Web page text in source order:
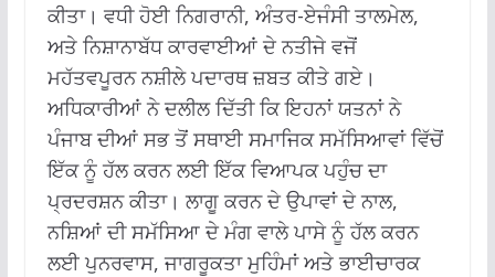
ਕੀਤਾ। ਵਧੀ ਹੋਈ ਨਿਗਰਾਨੀ, ਅੰਤਰ-ਏਜੰਸੀ ਤਾਲਮੇਲ,
ਅਤੇ ਨਿਸ਼ਾਨਾਬੱਧ ਕਾਰਵਾਈਆਂ ਦੇ ਨਤੀਜੇ ਵਜੋਂ
ਮਹੱਤਵਪੂਰਨ ਨਸ਼ੀਲੇ ਪਦਾਰਥ ਜ਼ਬਤ ਕੀਤੇ ਗਏ।
ਅਧਿਕਾਰੀਆਂ ਨੇ ਦਲੀਲ ਦਿੱਤੀ ਕਿ ਇਹਨਾਂ ਯਤਨਾਂ ਨੇ
ਪੰਜਾਬ ਦੀਆਂ ਸਭ ਤੋਂ ਸਥਾਈ ਸਮਾਜਿਕ ਸਮੱਸਿਆਵਾਂ ਵਿੱਚੋਂ
ਇੱਕ ਨੂੰ ਹੱਲ ਕਰਨ ਲਈ ਇੱਕ ਵਿਆਪਕ ਪਹੁੰਚ ਦਾ
ਪ੍ਰਦਰਸ਼ਨ ਕੀਤਾ। ਲਾਗੂ ਕਰਨ ਦੇ ਉਪਾਵਾਂ ਦੇ ਨਾਲ,
ਨਸ਼ਿਆਂ ਦੀ ਸਮੱਸਿਆ ਦੇ ਮੰਗ ਵਾਲੇ ਪਾਸੇ ਨੂੰ ਹੱਲ ਕਰਨ
ਲਈ ਪੁਨਰਵਾਸ, ਜਾਗਰੂਕਤਾ ਮੁਹਿੰਮਾਂ ਅਤੇ ਭਾਈਚਾਰਕ